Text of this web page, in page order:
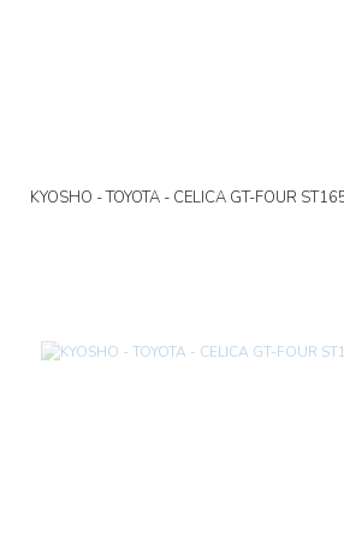
KYOSHO - TOYOTA - CELICA GT-FOUR